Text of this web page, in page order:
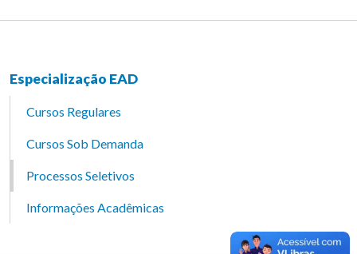
Especialização EAD
Cursos Regulares
Cursos Sob Demanda
Processos Seletivos
Informações Acadêmicas